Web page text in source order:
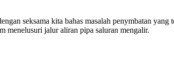
seksama kita bahas masalah penymbatan
menelusuri jalur aliran pipa saluran mengalir.